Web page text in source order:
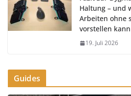
Haltung – und
Arbeiten ohne
vorstellen kann
19. Juli 2026
Guides